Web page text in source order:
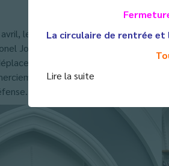
La circulaire de rentrée
Lire la suite
les classes de défense de Barral
Jordan a remis, au nom de De La
des équipes de 2de et 1
de tous les élèves, de la